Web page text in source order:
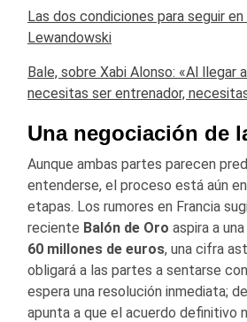
Las dos condiciones para seguir
Lewandowski
Bale, sobre Xabi Alonso: «Al llegar
necesitas ser entrenador,
Una negociación de
Aunque ambas partes parecen
entenderse, el proceso está aún
etapas. Los rumores en Francia
reciente Balón de Oro aspira a
60 millones de euros, una cifra
obligará a las partes a sentarse
espera una resolución inmediata;
apunta a que el acuerdo definitivo